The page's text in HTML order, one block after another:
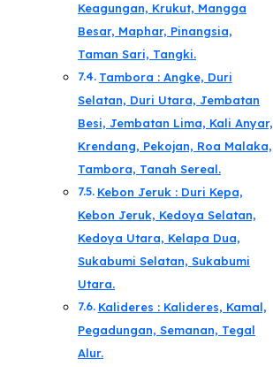
Keagungan, Krukut, Mangga
Besar, Maphar, Pinangsia,
Taman Sari, Tangki.
Tambora : Angke, Duri
Selatan, Duri Utara, Jembatan
Besi, Jembatan Lima, Kali Anyar,
Krendang, Pekojan, Roa Malaka,
Tambora, Tanah Sereal.
Kebon Jeruk : Duri Kepa,
Kebon Jeruk, Kedoya Selatan,
Kedoya Utara, Kelapa Dua,
Sukabumi Selatan, Sukabumi
Utara.
Kalideres : Kalideres, Kamal,
Pegadungan, Semanan, Tegal
Alur.